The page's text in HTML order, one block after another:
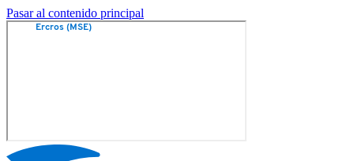
Pasar al contenido principal